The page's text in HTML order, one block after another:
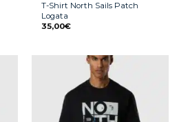
T-Shirt North Sails Patch
Logata
35,00€